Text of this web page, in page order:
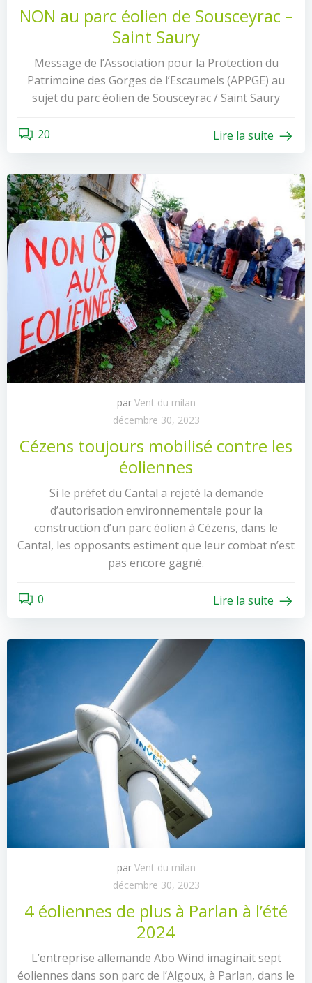
NON au parc éolien de Sousceyrac –
Saint Saury
Message de l’Association pour la Protection du
Patrimoine des Gorges de l’Escaumels (APPGE) au
sujet du parc éolien de Sousceyrac / Saint Saury
20 Lire la suite
par Vent du milan
décembre 30, 2023
Cézens toujours mobilisé contre les
éoliennes
Si le préfet du Cantal a rejeté la demande
d’autorisation environnementale pour la
construction d’un parc éolien à Cézens, dans le
Cantal, les opposants estiment que leur combat n’est
pas encore gagné.
0 Lire la suite
par Vent du milan
décembre 30, 2023
4 éoliennes de plus à Parlan à l’été
2024
L’entreprise allemande Abo Wind imaginait sept
éoliennes dans son parc de l’Algoux, à Parlan, dans le